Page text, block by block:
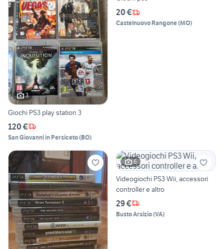
3
Giochi PS3 play station 3
120 €
San Giovanni in Persiceto(BO)
20 €
Castelnuovo Rangone(MO)
6
Videogiochi PS3 Wii, accessori
controller e altro
29 €
Busto Arsizio(VA)